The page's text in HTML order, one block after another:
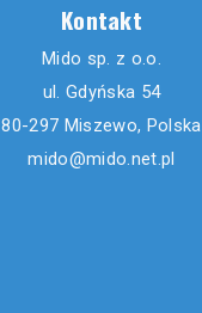
Kontakt
Mido sp. z o.o.
ul. Gdyńska 54
80-297 Miszewo, Polska
mido@mido.net.pl